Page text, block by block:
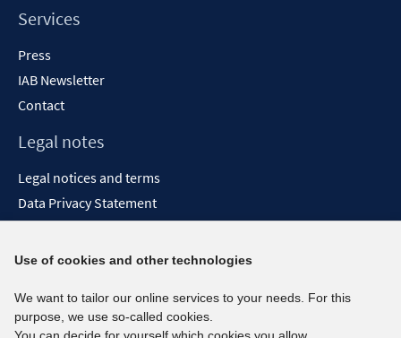
Services
Press
IAB Newsletter
Contact
Legal notes
Legal notices and terms
Data Privacy Statement
Report Accessibility
Social media channels
BlueSky
Use of cookies and other technologies
We want to tailor our online services to your needs. For this
purpose, we use so-called cookies.